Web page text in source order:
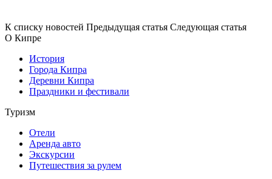
К списку новостей Предыдущая статья Следующая статья
О Кипре
История
Города Кипра
Деревни Кипра
Праздники и фестивали
Туризм
Отели
Аренда авто
Экскурсии
Путешествия за рулем